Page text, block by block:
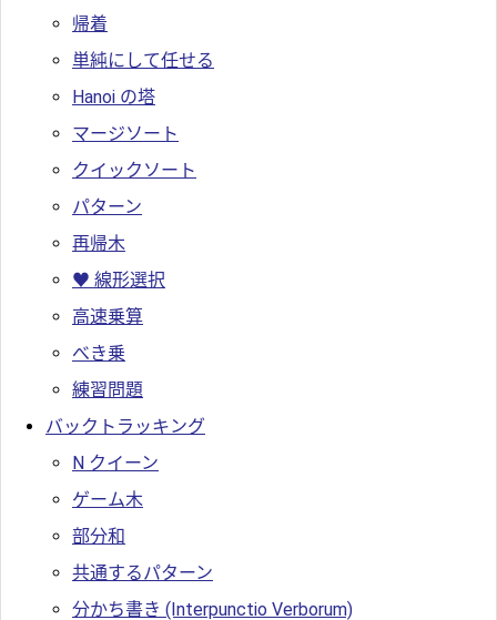
帰着
単純にして任せる
Hanoi の塔
マージソート
クイックソート
パターン
再帰木
♥ 線形選択
高速乗算
べき乗
練習問題
バックトラッキング
N クイーン
ゲーム木
部分和
共通するパターン
分かち書き (Interpunctio Verborum)